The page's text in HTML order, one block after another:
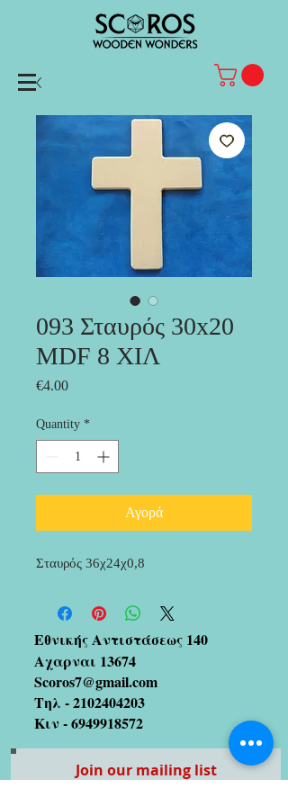
093 Σταυρός 30x20
MDF 8 ΧΙΛ
€4.00Price
Quantity *
Αγορά
Σταυρός 36χ24χ0,8
Εθνικής Αντιστάσεως 140
Αχαρναι 13674
Scoros7@gmail.com
Τηλ -2102404203
Κιν -6949918572
Join our mailing list
(We hate spam too!! So no